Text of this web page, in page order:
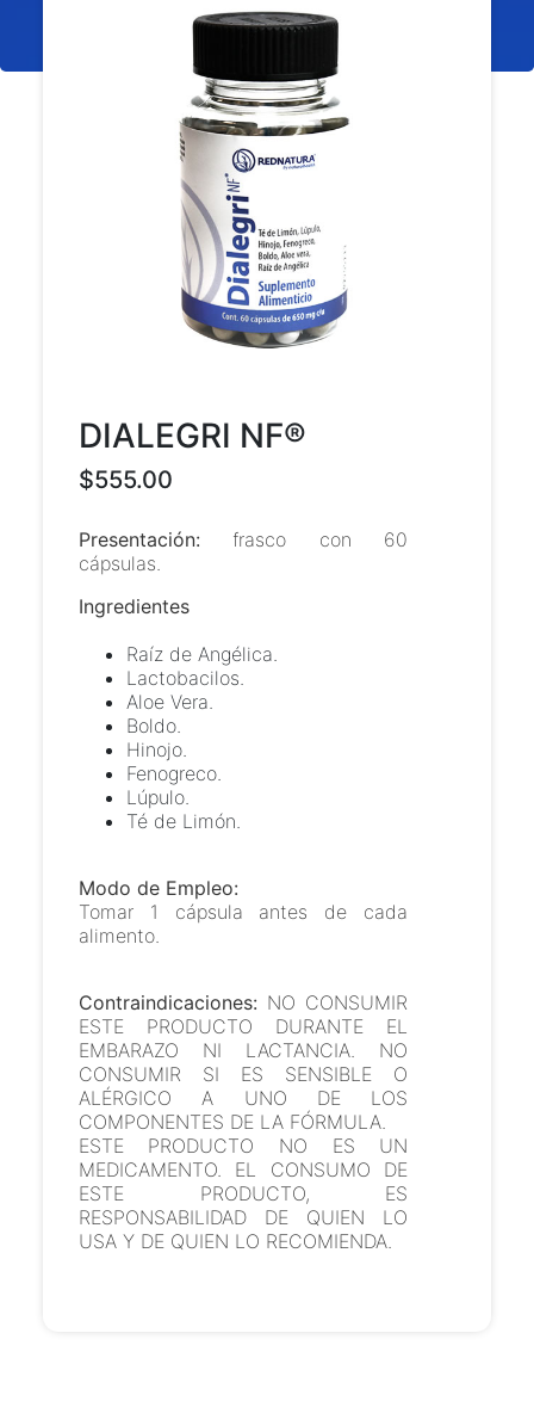
DIALEGRI NF®
$555.00
Presentación: frasco con 60
cápsulas.
Ingredientes
Raíz de Angélica.
Lactobacilos.
Aloe Vera.
Boldo.
Hinojo.
Fenogreco.
Lúpulo.
Té de Limón.
Modo de Empleo:
Tomar 1 cápsula antes de cada
alimento.
Contraindicaciones: NO CONSUMIR
ESTE PRODUCTO DURANTE EL
EMBARAZO NI LACTANCIA. NO
CONSUMIR SI ES SENSIBLE O
ALÉRGICO A UNO DE LOS
COMPONENTES DE LA FÓRMULA.
ESTE PRODUCTO NO ES UN
MEDICAMENTO. EL CONSUMO DE
ESTE PRODUCTO, ES
RESPONSABILIDAD DE QUIEN LO
USA Y DE QUIEN LO RECOMIENDA.